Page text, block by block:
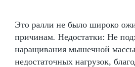
Это ралли не было широко
причинам. Недостатки: Не
наращивания мышечной массы
недостаточных нагрузок,